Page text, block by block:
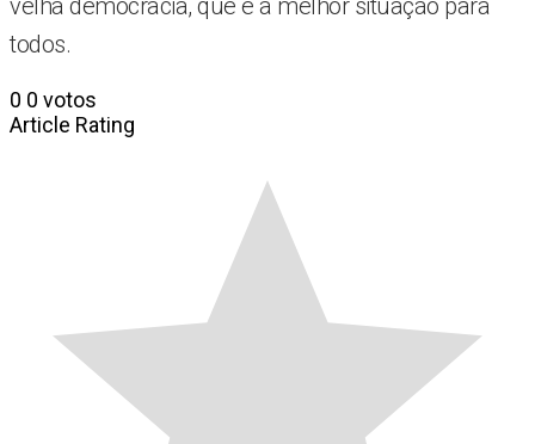
todos.
0 0 votos
Article Rating